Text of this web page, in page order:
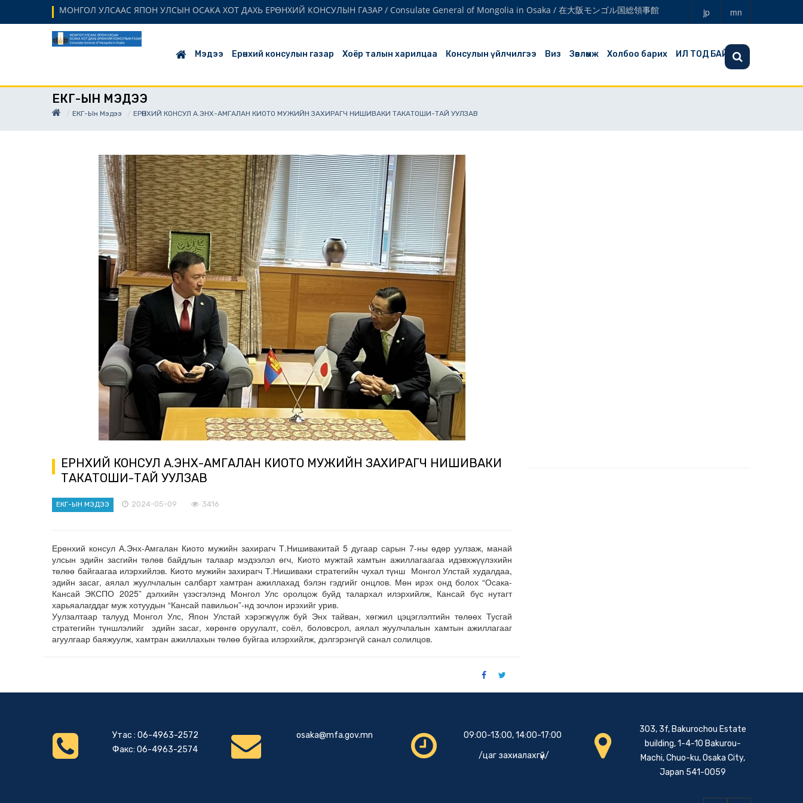
МОНГОЛ УЛСААС ЯПОН УЛСЫН ОСАКА ХОТ ДАХЬ ЕРӨНХИЙ КОНСУЛЫН ГАЗАР / Consulate General of Mongolia in Osaka / 在大阪モンゴル国総領事館 jp mn
Мэдээ Ерөнхий консулын газар Хоёр талын харилцаа Консулын үйлчилгээ Виз Зөвлөмж Холбоо барих ИЛ ТОД БАЙДАЛ
ЕКГ-ЫН МЭДЭЭ
ЕКГ-Ын Мэдээ ЕРӨНХИЙ КОНСУЛ А.ЭНХ-АМГАЛАН КИОТО МУЖИЙН ЗАХИРАГЧ НИШИВАКИ ТАКАТОШИ-ТАЙ УУЛЗАВ
ЕРӨНХИЙ КОНСУЛ А.ЭНХ-АМГАЛАН КИОТО МУЖИЙН ЗАХИРАГЧ НИШИВАКИ
ТАКАТОШИ-ТАЙ УУЛЗАВ
ЕКГ-ЫН МЭДЭЭ 2024-05-09 3416
Ерөнхий консул А.Энх-Амгалан Киото мужийн захирагч Т.Нишивакитай 5 дугаар сарын 7-ны өдөр уулзаж, манай
улсын эдийн засгийн төлөв байдлын талаар мэдээлэл өгч, Киото мужтай хамтын ажиллагаагаа идэвхжүүлэхийн
төлөө байгаагаа илэрхийлэв. Киото мужийн захирагч Т.Нишиваки стратегийн чухал түнш Монгол Улстай худалдаа,
эдийн засаг, аялал жуулчлалын салбарт хамтран ажиллахад бэлэн гэдгийг онцлов. Мөн ирэх онд болох “Осака-
Кансай ЭКСПО 2025” дэлхийн үзэсгэлэнд Монгол Улс оролцож буйд талархал илэрхийлж, Кансай бүс нутагт
харьяалагддаг муж хотуудын “Кансай павильон”-нд зочлон ирэхийг урив.
Уулзалтаар талууд Монгол Улс, Япон Улстай хэрэгжүүлж буй Энх тайван, хөгжил цэцэглэлтийн төлөөх Тусгай
стратегийн түншлэлийг эдийн засаг, хөрөнгө оруулалт, соёл, боловсрол, аялал жуулчлалын хамтын ажиллагааг
агуулгаар баяжуулж, хамтран ажиллахын төлөө буйгаа илэрхийлж, дэлгэрэнгүй санал солилцов.
Утас : 06-4963-2572
Факс: 06-4963-2574
osaka@mfa.gov.mn
09:00-13:00, 14:00-17:00
/цаг захиалахгүй/
303, 3f, Bakurochou Estate
building, 1-4-10 Bakurou-
Machi, Chuo-ku, Osaka City,
Japan 541-0059